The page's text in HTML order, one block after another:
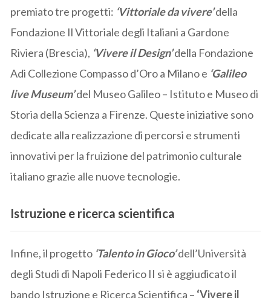
premiato tre progetti: ‘Vittoriale da vivere’della
Fondazione Il Vittoriale degli Italiani a Gardone
Riviera (Brescia), ‘Vivere il Design’della Fondazione
Adi Collezione Compasso d’Oro a Milano e ‘Galileo
live Museum’del Museo Galileo – Istituto e Museo di
Storia della Scienza a Firenze. Queste iniziative sono
dedicate alla realizzazione di percorsi e strumenti
innovativi per la fruizione del patrimonio culturale
italiano grazie alle nuove tecnologie.
Istruzione e ricerca scientifica
Infine, il progetto ‘Talento in Gioco’dell’Università
degli Studi di Napoli Federico II si è aggiudicato il
bando Istruzione e Ricerca Scientifica – ‘Vivere il